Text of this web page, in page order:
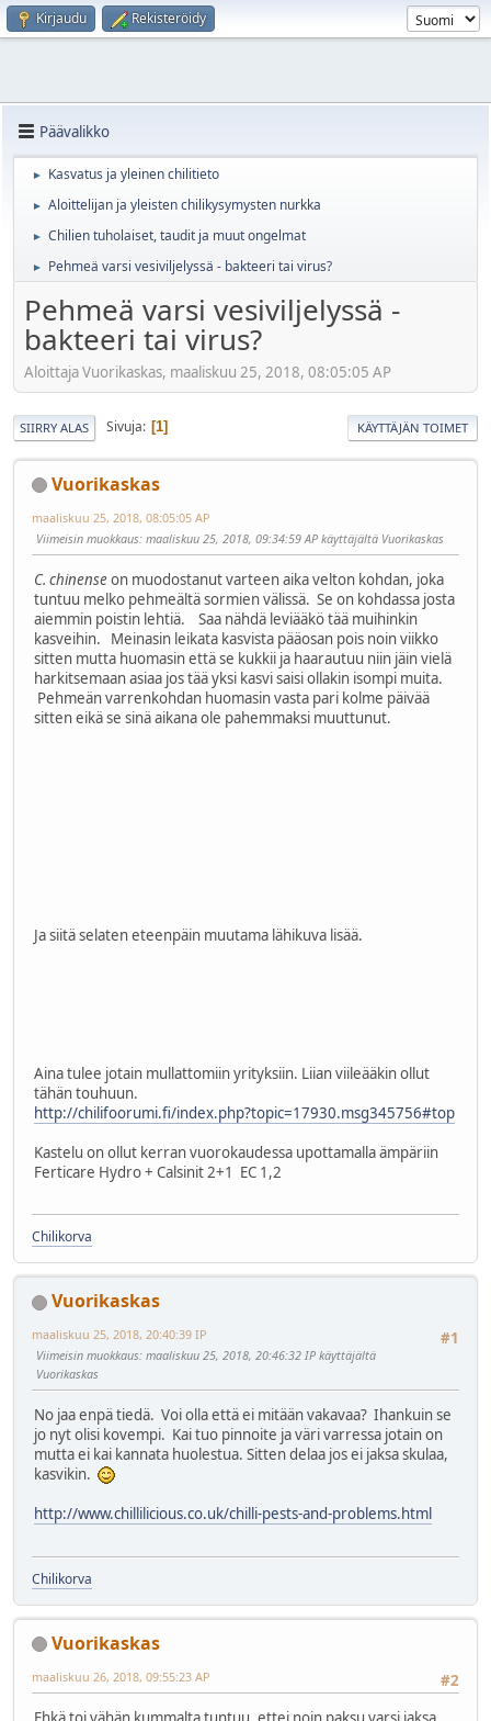
Kirjaudu Rekisteröidy
Päävalikko
► Kasvatus ja yleinen chilitieto
► Aloittelijan ja yleisten chilikysymysten nurkka
► Chilien tuholaiset, taudit ja muut ongelmat
► Pehmeä varsi vesiviljelyssä - bakteeri tai virus?
Pehmeä varsi vesiviljelyssä -
bakteeri tai virus?
Aloittaja Vuorikaskas, maaliskuu 25, 2018, 08:05:05 AP
SIIRRY ALAS Sivuja 1 KÄYTTÄJÄN TOIMET
Vuorikaskas
maaliskuu 25, 2018, 08:05:05 AP
Viimeisin muokkaus: maaliskuu 25, 2018, 09:34:59 AP käyttäjältä Vuorikaskas
C. chinenseon muodostanut varteen aika velton kohdan, joka
tuntuu melko pehmeältä sormien välissä. Se on kohdassa josta
aiemmin poistin lehtiä. Saa nähdä leviääkö tää muihinkin
kasveihin. Meinasin leikata kasvista pääosan pois noin viikko
sitten mutta huomasin että se kukkii ja haarautuu niin jäin vielä
harkitsemaan asiaa jos tää yksi kasvi saisi ollakin isompi muita.
Pehmeän varrenkohdan huomasin vasta pari kolme päivää
sitten eikä se sinä aikana ole pahemmaksi muuttunut.
Ja siitä selaten eteenpäin muutama lähikuva lisää.
Aina tulee jotain mullattomiin yrityksiin. Liian viileääkin ollut
tähän touhuun.
http://chilifoorumi.fi/index.php?topic=17930.msg345756#top
Kastelu on ollut kerran vuorokaudessa upottamalla ämpäriin
Ferticare Hydro + Calsinit 2+1 EC 1,2
Chilikorva
Vuorikaskas
#1
maaliskuu 25, 2018, 20:40:39 IP
Viimeisin muokkaus: maaliskuu 25, 2018, 20:46:32 IP käyttäjältä
Vuorikaskas
No jaa enpä tiedä. Voi olla että ei mitään vakavaa? Ihankuin se
jo nyt olisi kovempi. Kai tuo pinnoite ja väri varressa jotain on
mutta ei kai kannata huolestua. Sitten delaa jos ei jaksa skulaa,
kasvikin.
http://www.chillilicious.co.uk/chilli-pests-and-problems.html
Chilikorva
Vuorikaskas
#2
maaliskuu 26, 2018, 09:55:23 AP